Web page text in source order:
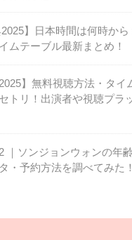
2025】日本時間は何時か
ムテーブル最新まとめ！
】無料視聴方法・タイ
トリ！出演者や視聴プラ
｜ソンジョンウォンの年
・予約方法を調べてみた！